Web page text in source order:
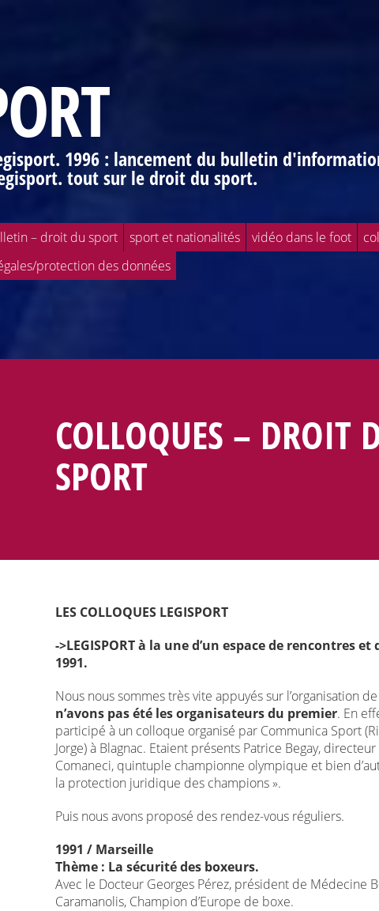
1996 : lancement du bulletin
tout sur le droit du sport.
– droit du sport sport et nationalités vidéo dans le foot
protection des données
COLLOQUES – DROIT
SPORT
LES COLLOQUES LEGISPORT
->LEGISPORT à la une d’un espace de rencontres
1991.
Nous nous sommes très vite appuyés sur l’organisation
n’avons pas été les organisateurs du premier. En
participé à un colloque organisé par Communica Sport
Jorge) à Blagnac. Etaient présents Patrice Begay,
Comaneci, quintuple championne olympique et bien
la protection juridique des champions ».
Puis nous avons proposé des rendez-vous réguliers.
1991 / Marseille
Thème : La sécurité des boxeurs.
Avec le Docteur Georges Pérez, président de Médecine
Caramanolis, Champion d’Europe de boxe.